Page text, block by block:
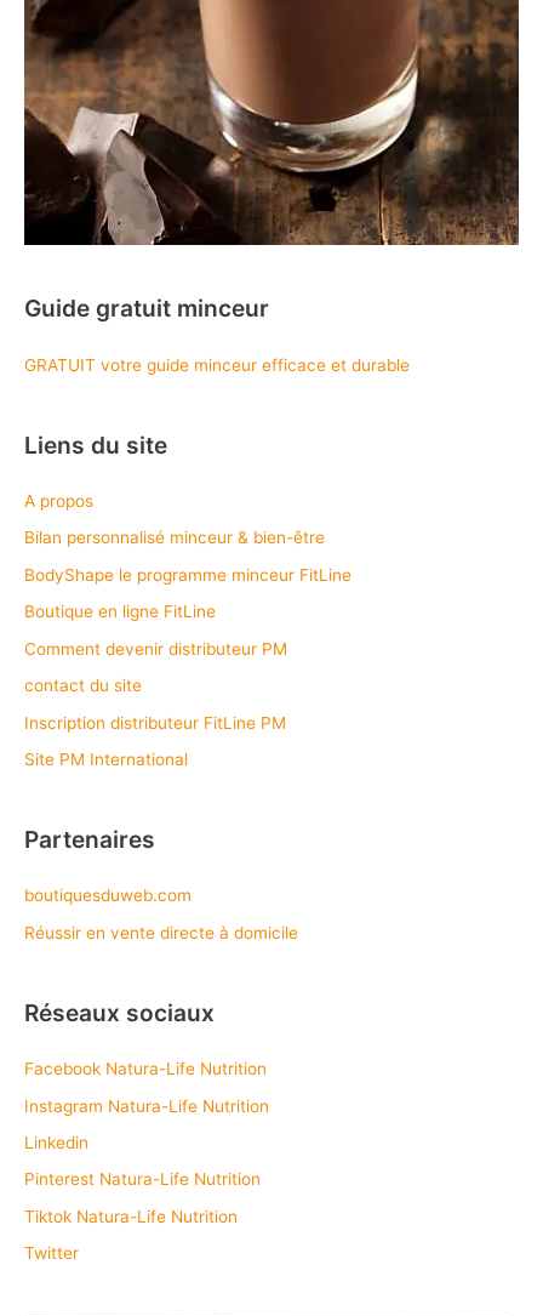
Guide gratuit minceur
GRATUIT votre guide minceur efficace et durable
Liens du site
A propos
Bilan personnalisé minceur & bien-être
BodyShape le programme minceur FitLine
Boutique en ligne FitLine
Comment devenir distributeur PM
contact du site
Inscription distributeur FitLine PM
Site PM International
Partenaires
boutiquesduweb.com
Réussir en vente directe à domicile
Réseaux sociaux
Facebook Natura-Life Nutrition
Instagram Natura-Life Nutrition
Linkedin
Pinterest Natura-Life Nutrition
Tiktok Natura-Life Nutrition
Twitter